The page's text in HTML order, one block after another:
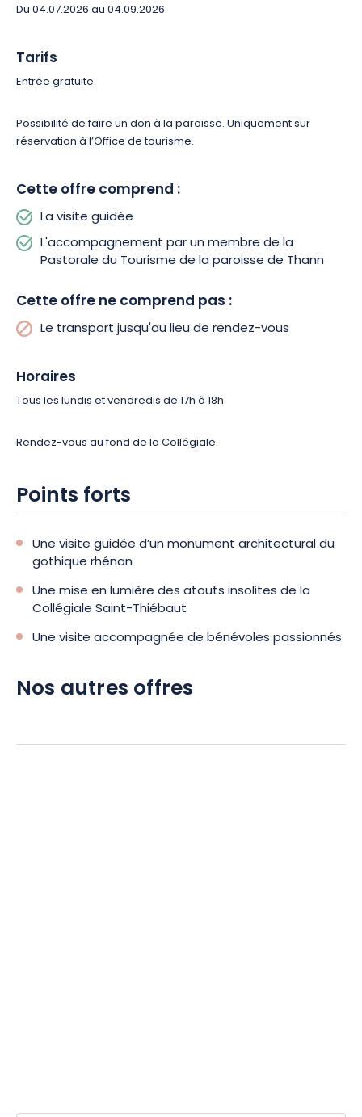
Du 04.07.2026 au 04.09.2026
Tarifs
Entrée gratuite.
Possibilité de faire un don à la paroisse. Uniquement sur
réservation à l’Office de tourisme.
Cette offre comprend :
La visite guidée
L'accompagnement par un membre de la
Pastorale du Tourisme de la paroisse de Thann
Cette offre ne comprend pas :
Le transport jusqu'au lieu de rendez-vous
Horaires
Tous les lundis et vendredis de 17h à 18h.
Rendez-vous au fond de la Collégiale.
Points forts
Une visite guidée d’un monument architectural du
gothique rhénan
Une mise en lumière des atouts insolites de la
Collégiale Saint-Thiébaut
Une visite accompagnée de bénévoles passionnés
Nos autres offres